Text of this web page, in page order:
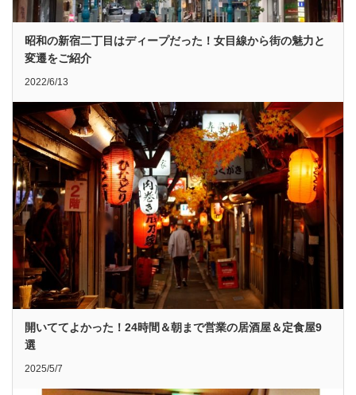
昭和の新宿二丁目はディープだった！女目線から街の魅力と
変遷をご紹介
2022/6/13
開いててよかった！24時間＆朝まで営業の居酒屋＆定食屋9
選
2025/5/7